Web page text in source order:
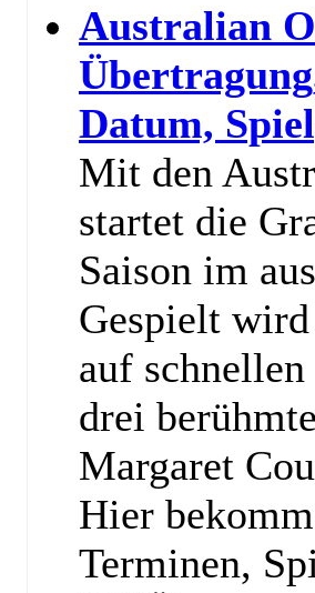
Australian
Datum,
Mit den
startet die
Saison im
Gespielt
auf
drei
Margaret
Hier
Terminen,